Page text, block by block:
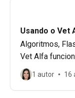
Usando o Vet
Algoritmos,
Vet Alfa
1 autor 16